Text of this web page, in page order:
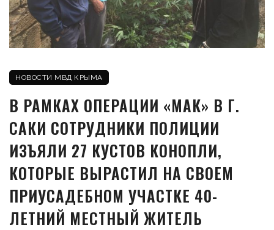
НОВОСТИ МВД КРЫМА
В РАМКАХ ОПЕРАЦИИ «МАК» В Г.
САКИ СОТРУДНИКИ ПОЛИЦИИ
ИЗЪЯЛИ 27 КУСТОВ КОНОПЛИ,
КОТОРЫЕ ВЫРАСТИЛ НА СВОЕМ
ПРИУСАДЕБНОМ УЧАСТКЕ 40-
ЛЕТНИЙ МЕСТНЫЙ ЖИТЕЛЬ